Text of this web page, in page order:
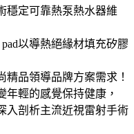
穩定可靠熱泵熱水器維
以導熱絕緣材填充矽膠
品領導品牌方案需求！
年輕的感覺保持健康，
入剖析主流近視雷射手術